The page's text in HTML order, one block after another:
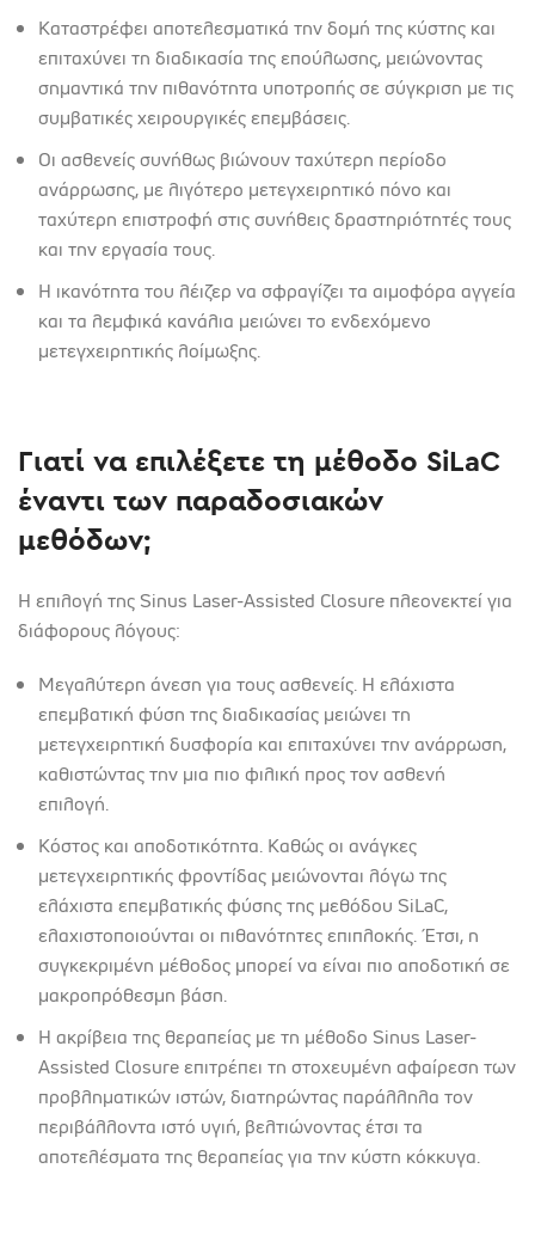
Καταστρέφει αποτελεσματικά την δομή της κύστης και
επιταχύνει τη διαδικασία της επούλωσης, μειώνοντας
σημαντικά την πιθανότητα υποτροπής σε σύγκριση με τις
συμβατικές χειρουργικές επεμβάσεις.
Οι ασθενείς συνήθως βιώνουν ταχύτερη περίοδο
ανάρρωσης, με λιγότερο μετεγχειρητικό πόνο και
ταχύτερη επιστροφή στις συνήθεις δραστηριότητές τους
και την εργασία τους.
Η ικανότητα του λέιζερ να σφραγίζει τα αιμοφόρα αγγεία
και τα λεμφικά κανάλια μειώνει το ενδεχόμενο
μετεγχειρητικής λοίμωξης.
Γιατί να επιλέξετε τη μέθοδο SiLaC
έναντι των παραδοσιακών
μεθόδων;
Η επιλογή της Sinus Laser-Assisted Closure πλεονεκτεί για
διάφορους λόγους:
Μεγαλύτερη άνεση για τους ασθενείς. Η ελάχιστα
επεμβατική φύση της διαδικασίας μειώνει τη
μετεγχειρητική δυσφορία και επιταχύνει την ανάρρωση,
καθιστώντας την μια πιο φιλική προς τον ασθενή
επιλογή.
Κόστος και αποδοτικότητα. Καθώς οι ανάγκες
μετεγχειρητικής φροντίδας μειώνονται λόγω της
ελάχιστα επεμβατικής φύσης της μεθόδου SiLaC,
ελαχιστοποιούνται οι πιθανότητες επιπλοκής. Έτσι, η
συγκεκριμένη μέθοδος μπορεί να είναι πιο αποδοτική σε
μακροπρόθεσμη βάση.
Η ακρίβεια της θεραπείας με τη μέθοδο Sinus Laser-
Assisted Closure επιτρέπει τη στοχευμένη αφαίρεση των
προβληματικών ιστών, διατηρώντας παράλληλα τον
περιβάλλοντα ιστό υγιή, βελτιώνοντας έτσι τα
αποτελέσματα της θεραπείας για την κύστη κόκκυγα.